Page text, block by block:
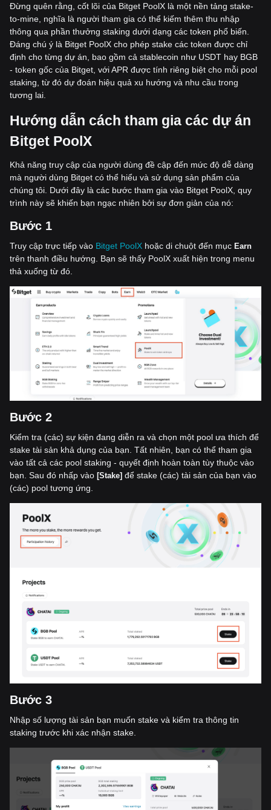
Đừng quên rằng, cốt lõi của Bitget PoolX là một nền tảng stake-
to-mine, nghĩa là người tham gia có thể kiếm thêm thu nhập
thông qua phần thưởng staking dưới dạng các token phổ biến.
Đáng chú ý là Bitget PoolX cho phép stake các token được chỉ
định cho từng dự án, bao gồm cả stablecoin như USDT hay BGB
- token gốc của Bitget, với APR được tính riêng biệt cho mỗi pool
staking, từ đó dự đoán hiệu quả xu hướng và nhu cầu trong
tương lai.
Hướng dẫn cách tham gia các dự án
Bitget PoolX
Khả năng truy cập của người dùng đề cập đến mức độ dễ dàng
mà người dùng Bitget có thể hiểu và sử dụng sản phẩm của
chúng tôi. Dưới đây là các bước tham gia vào Bitget PoolX, quy
trình này sẽ khiến bạn ngạc nhiên bởi sự đơn giản của nó:
Bước 1
Truy cập trực tiếp vào Bitget PoolX hoặc di chuột đến mục Earn
trên thanh điều hướng. Bạn sẽ thấy PoolX xuất hiện trong menu
thả xuống từ đó.
Bước 2
Kiểm tra (các) sự kiện đang diễn ra và chọn một pool ưa thích để
stake tài sản khả dụng của bạn. Tất nhiên, bạn có thể tham gia
vào tất cả các pool staking - quyết định hoàn toàn tùy thuộc vào
bạn. Sau đó nhấp vào [Stake] để stake (các) tài sản của bạn vào
(các) pool tương ứng.
Bước 3
Nhập số lượng tài sản bạn muốn stake và kiểm tra thông tin
staking trước khi xác nhận stake.